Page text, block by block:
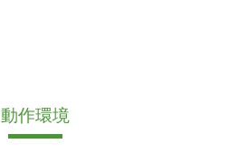
動作環境